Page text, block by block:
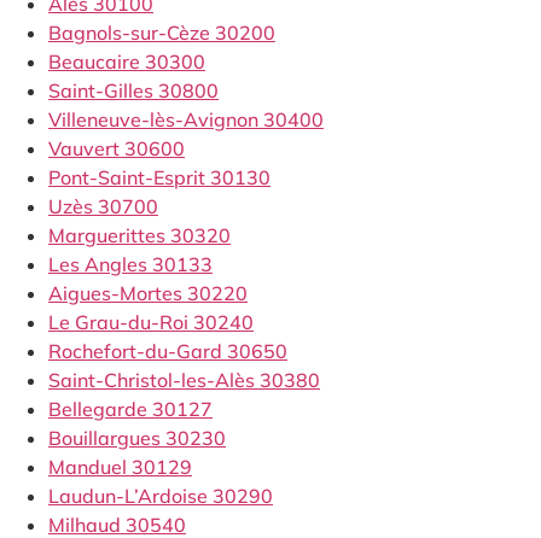
Bagnols-sur-Cèze 30200
Beaucaire 30300
Saint-Gilles 30800
Villeneuve-lès-Avignon 30400
Vauvert 30600
Pont-Saint-Esprit 30130
Uzès 30700
Marguerittes 30320
Les Angles 30133
Aigues-Mortes 30220
Le Grau-du-Roi 30240
Rochefort-du-Gard 30650
Saint-Christol-les-Alès 30380
Bellegarde 30127
Bouillargues 30230
Manduel 30129
Laudun-L’Ardoise 30290
Milhaud 30540